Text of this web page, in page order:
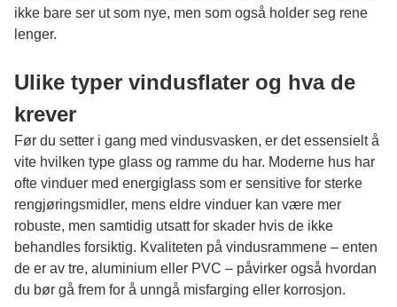
ikke bare ser ut som nye, men som også holder seg rene
lenger.
Ulike typer vindusflater og hva de
krever
Før du setter i gang med vindusvasken, er det essensielt å
vite hvilken type glass og ramme du har. Moderne hus har
ofte vinduer med energiglass som er sensitive for sterke
rengjøringsmidler, mens eldre vinduer kan være mer
robuste, men samtidig utsatt for skader hvis de ikke
behandles forsiktig. Kvaliteten på vindusrammene – enten
de er av tre, aluminium eller PVC – påvirker også hvordan
du bør gå frem for å unngå misfarging eller korrosjon.